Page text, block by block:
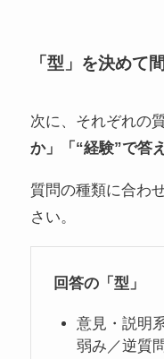
「型」を決めて
次に、それぞれの
か」「“経験”で答
質問の種類に合わ
さい。
回答の「型」
意見・説明
弱み／逆質